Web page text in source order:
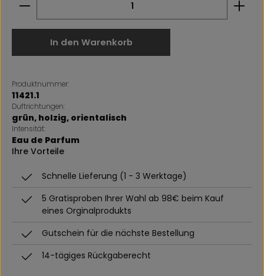
In den Warenkorb
Produktnummer:
11421.1
Duftrichtungen:
grün, holzig, orientalisch
Intensität:
Eau de Parfum
Ihre Vorteile
Schnelle Lieferung (1 - 3 Werktage)
5 Gratisproben Ihrer Wahl ab 98€ beim Kauf
eines Orginalprodukts
Gutschein für die nächste Bestellung
14-tägiges Rückgaberecht